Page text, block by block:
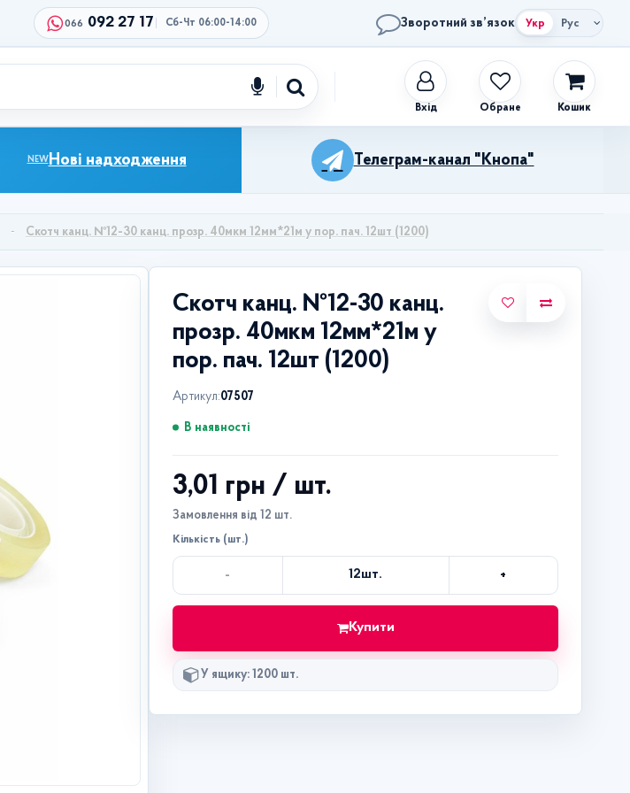
066 092 27 17 Сб-Чт 06:00-14:00 Зворотний зв’язок Укр Рус
Обране Кошик
NEWНові надходження Телеграм-канал "Кнопа"
Скотч канц. №12-30 канц. прозр. 40мкм 12мм*21м у пор. пач. 12шт (1200)
Скотч канц. №12-30 канц.
прозр. 40мкм 12мм*21м у
пор. пач. 12шт (1200)
Артикул:07507
В наявності
3,01 грн / шт.
Замовлення від 12 шт.
Кількість (шт.)
- 12шт. +
Купити
У ящику: 1200 шт.